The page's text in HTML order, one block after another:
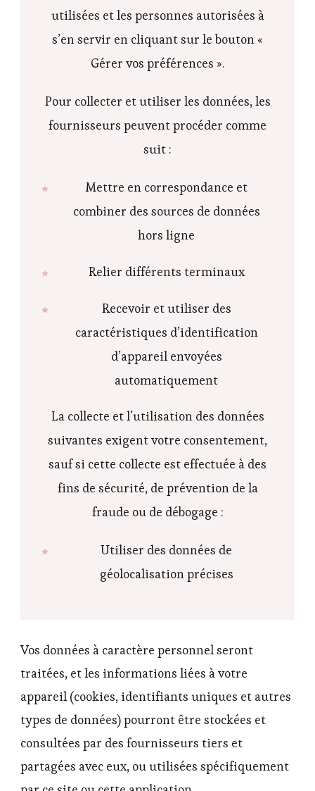
utilisées et les personnes autorisées à
s’en servir en cliquant sur le bouton «
Gérer vos préférences ».
Pour collecter et utiliser les données, les
fournisseurs peuvent procéder comme
suit :
Mettre en correspondance et
combiner des sources de données
hors ligne
Relier différents terminaux
Recevoir et utiliser des
caractéristiques d’identification
d’appareil envoyées
automatiquement
La collecte et l’utilisation des données
suivantes exigent votre consentement,
sauf si cette collecte est effectuée à des
fins de sécurité, de prévention de la
fraude ou de débogage :
Utiliser des données de
géolocalisation précises
Vos données à caractère personnel seront
traitées, et les informations liées à votre
appareil (cookies, identifiants uniques et autres
types de données) pourront être stockées et
consultées par des fournisseurs tiers et
partagées avec eux, ou utilisées spécifiquement